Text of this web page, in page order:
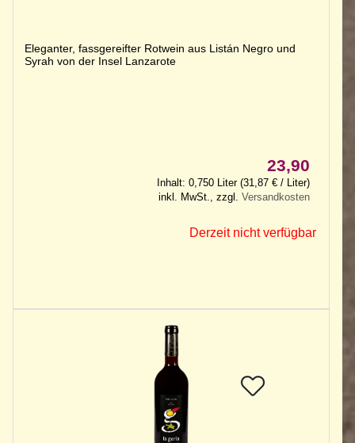
Eleganter, fassgereifter Rotwein aus Listán Negro und
Syrah von der Insel Lanzarote
23,90
Inhalt: 0,750 Liter (31,87 € / Liter)
inkl. MwSt., zzgl.Versandkosten
Derzeit nicht verfügbar